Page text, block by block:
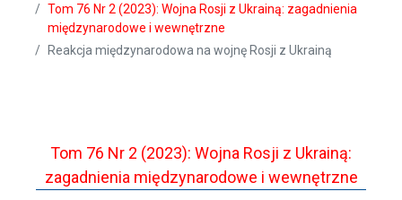
Tom 76 Nr 2 (2023): Wojna Rosji z Ukrainą: zagadnienia
międzynarodowe i wewnętrzne
Reakcja międzynarodowa na wojnę Rosji z Ukrainą
Tom 76 Nr 2 (2023): Wojna Rosji z Ukrainą:
zagadnienia międzynarodowe i wewnętrzne